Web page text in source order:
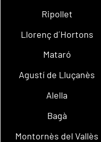
Ripollet
Llorenç d´Hortons
Mataró
Agustí de Lluçanès
Alella
Bagà
Montornès del Vallès